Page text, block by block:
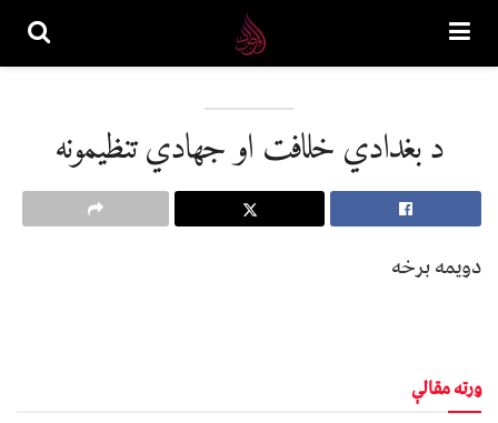
د بغدادي خلافت او جهادي تنظیمونه
دویمه برخه
ورته مقالې